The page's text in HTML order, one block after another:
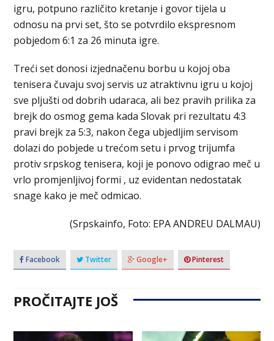
igru, potpuno različito kretanje i govor tijela u
odnosu na prvi set, što se potvrdilo ekspresnom
pobjedom 6:1 za 26 minuta igre.
Treći set donosi izjednačenu borbu u kojoj oba
tenisera čuvaju svoj servis uz atraktivnu igru u kojoj
sve pljušti od dobrih udaraca, ali bez pravih prilika za
brejk do osmog gema kada Slovak pri rezultatu 4:3
pravi brejk za 5:3, nakon čega ubjedljim servisom
dolazi do pobjede u trećom setu i prvog trijumfa
protiv srpskog tenisera, koji je ponovo odigrao meč u
vrlo promjenljivoj formi , uz evidentan nedostatak
snage kako je meč odmicao.
(Srpskainfo, Foto: EPA ANDREU DALMAU)
Facebook Twitter Google+ Pinterest
PROČITAJTE JOŠ